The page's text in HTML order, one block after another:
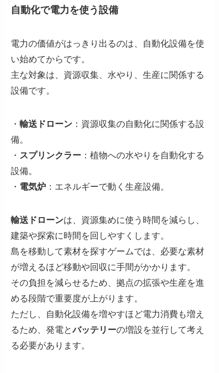
自動化で電力を使う設備
電力の価値がはっきり出るのは、自動化設備を使
い始めてからです。
主な対象は、資源収集、水やり、生産に関係する
設備です。
・輸送ドローン ：資源収集の自動化に関係する設
備。
・ スプリンクラー ：植物への水やりを自動化する
設備。
・ 電気炉 ：エネルギーで動く生産設備。
輸送ドローンは、資源集めに使う時間を減らし、
建築や探索に時間を回しやすくします。
島を移動して素材を探すゲームでは、必要な素材
が増えるほど移動や回収に手間がかかります。
その負担を減らせるため、拠点の拡張や生産を進
める段階で重要度が上がります。
ただし、自動化設備を増やすほど電力消費も増え
るため、発電とバッテリーの増設を並行して考え
る必要があります。